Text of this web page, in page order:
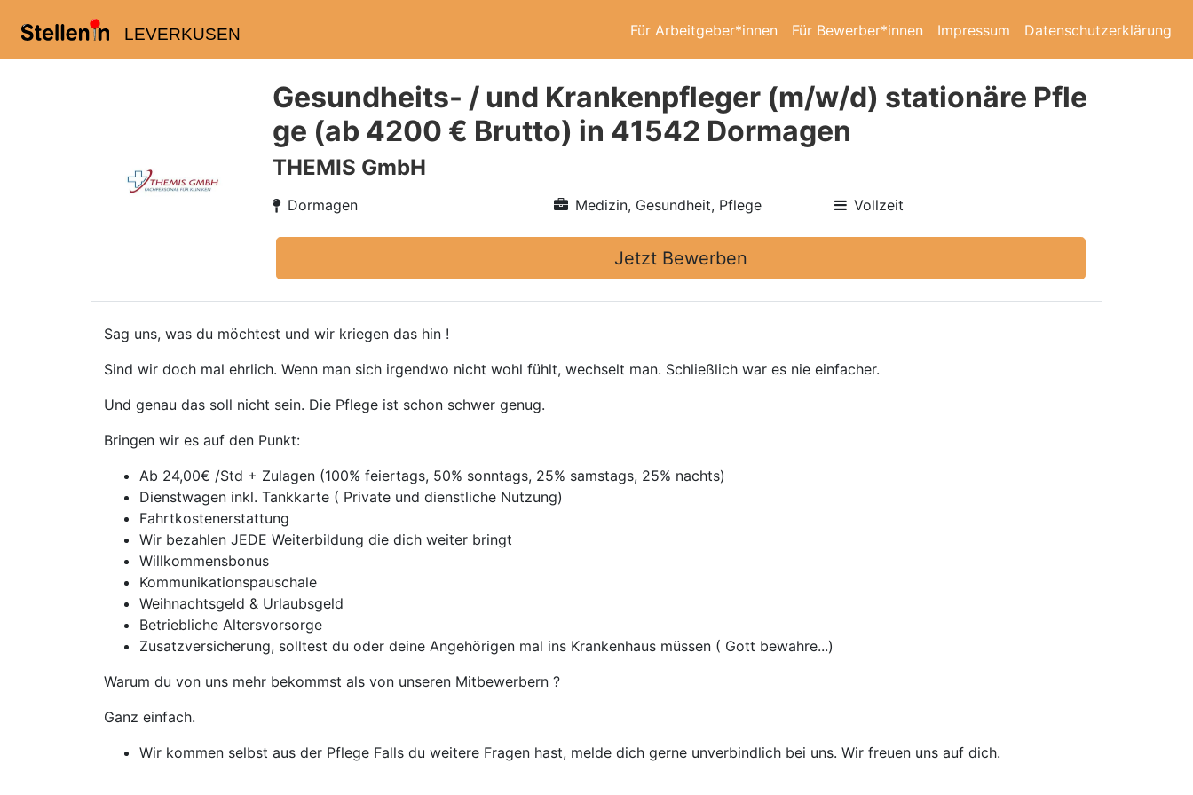
LEVERKUSEN Für Arbeitgeber*innen Für Bewerber*innen Impressum Datenschutzerklärung
Gesundheits- / und Krankenpfleger (m/w/d) stationäre Pfle
ge (ab 4200 € Brutto) in 41542 Dormagen
THEMIS GmbH
Dormagen Medizin, Gesundheit, Pflege Vollzeit
Jetzt Bewerben
Sag uns, was du möchtest und wir kriegen das hin !
Sind wir doch mal ehrlich. Wenn man sich irgendwo nicht wohl fühlt, wechselt man. Schließlich war es nie einfacher.
Und genau das soll nicht sein. Die Pflege ist schon schwer genug.
Bringen wir es auf den Punkt:
Ab 24,00€ /Std + Zulagen (100% feiertags, 50% sonntags, 25% samstags, 25% nachts)
Dienstwagen inkl. Tankkarte ( Private und dienstliche Nutzung)
Fahrtkostenerstattung
Wir bezahlen JEDE Weiterbildung die dich weiter bringt
Willkommensbonus
Kommunikationspauschale
Weihnachtsgeld & Urlaubsgeld
Betriebliche Altersvorsorge
Zusatzversicherung, solltest du oder deine Angehörigen mal ins Krankenhaus müssen ( Gott bewahre...)
Warum du von uns mehr bekommst als von unseren Mitbewerbern ?
Ganz einfach.
Wir kommen selbst aus der Pflege Falls du weitere Fragen hast, melde dich gerne unverbindlich bei uns. Wir freuen uns auf dich.